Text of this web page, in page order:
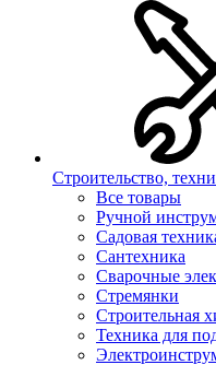
Строительство,
Все товары
Ручной
Садовая
Сантехника
Сварочные
Стремянки
Строительная
Техника для